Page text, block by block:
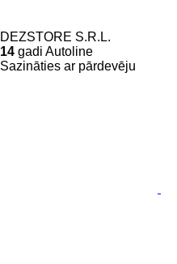
DEZSTORE S.R.L.
14 gadi Autoline
Sazināties ar pārdevēju